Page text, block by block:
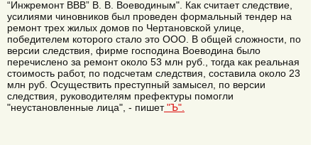
“Инжремонт ВВВ” В. В. Воеводиным". Как считает следствие,
усилиями чиновников был проведен формальный тендер на
ремонт трех жилых домов по Чертановской улице,
победителем которого стало это ООО. В общей сложности, по
версии следствия, фирме господина Воеводина было
перечислено за ремонт около 53 млн руб., тогда как реальная
стоимость работ, по подсчетам следствия, составила около 23
млн руб. Осуществить преступный замысел, по версии
следствия, руководителям префектуры помогли
"неустановленные лица", - пишет"Ъ".